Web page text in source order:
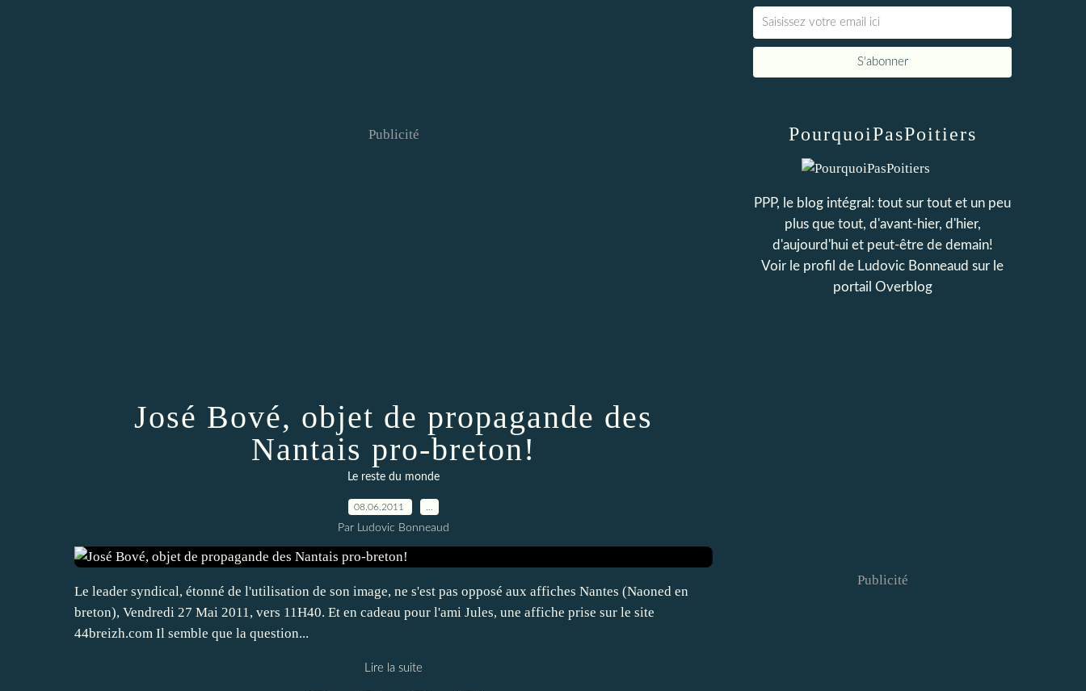
Publicité
José Bové, objet de propagande des
Nantais pro-breton!
Le reste du monde
08.06.2011
Par Ludovic Bonneaud
Le leader syndical, étonné de l'utilisation de son image, ne s'est pas opposé aux affiches Nantes (Naoned en
breton), Vendredi 27 Mai 2011, vers 11H40. Et en cadeau pour l'ami Jules, une affiche prise sur le site
44breizh.com Il semble que la question...
Lire la suite
PourquoiPasPoitiers
PPP, le blog intégral: tout sur tout et un peu
plus que tout, d'avant-hier, d'hier,
d'aujourd'hui et peut-être de demain!
Voir le profil de Ludovic Bonneaud sur le
portail Overblog
Publicité